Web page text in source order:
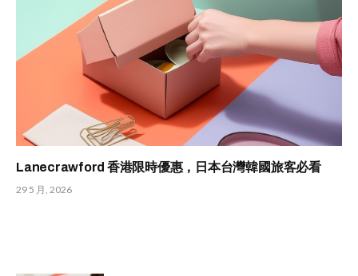
Lanecrawford 香港限時優惠，日本台灣韓國旅客必看
29 5 月, 2026